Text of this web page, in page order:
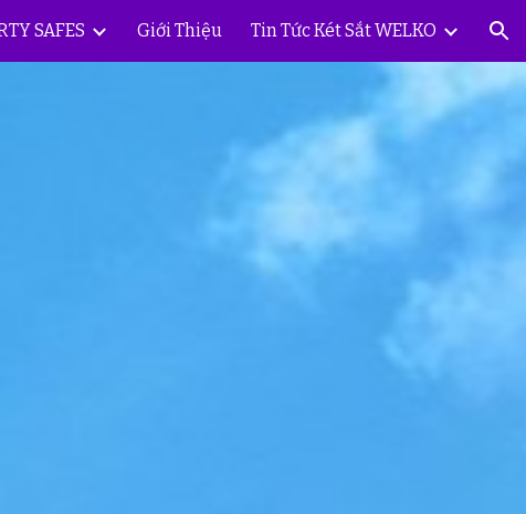
SAFES Giới Thiệu Tin Tức Két Sắt WELKO